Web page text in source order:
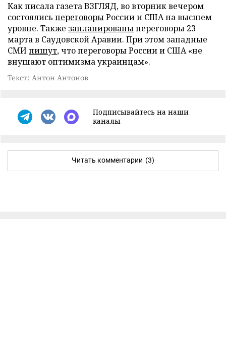
Как писала газета ВЗГЛЯД, во вторник вечером
состоялись переговорыРоссии и США на высшем
уровне. Также запланированыпереговоры 23
марта в Саудовской Аравии. При этом западные
СМИпишут, что переговоры России и США «не
внушают оптимизма украинцам».
Текст: Антон Антонов
Подписывайтесь на наши
каналы
Читать комментарии (3)